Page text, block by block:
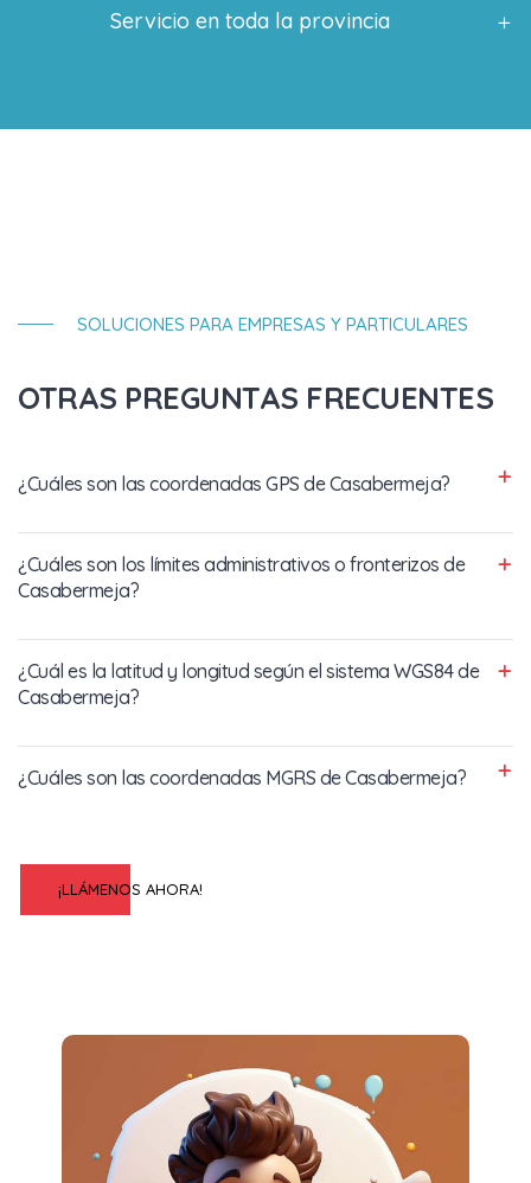
Servicio en toda la provincia
SOLUCIONES PARA EMPRESAS Y PARTICULARES
OTRAS PREGUNTAS FRECUENTES
¿Cuáles son las coordenadas GPS de Casabermeja?
¿Cuáles son los límites administrativos o fronterizos de
Casabermeja?
¿Cuál es la latitud y longitud según el sistema WGS84 de
Casabermeja?
¿Cuáles son las coordenadas MGRS de Casabermeja?
¡LLÁMENOS AHORA!